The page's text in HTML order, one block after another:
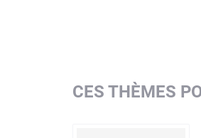
CES THÈMES